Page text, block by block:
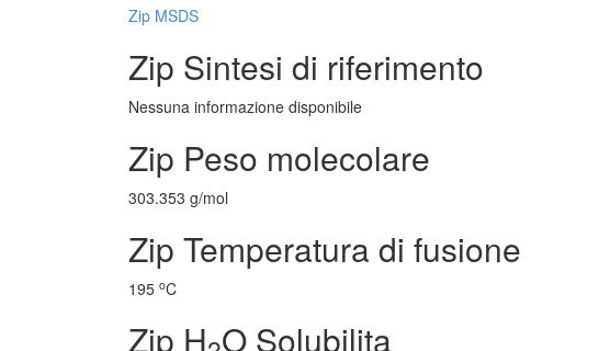
Zip MSDS
Zip Sintesi di riferimento
Nessuna informazione disponibile
Zip Peso molecolare
303.353 g/mol
Zip Temperatura di fusione
195 oC
Zip H O Solubilita